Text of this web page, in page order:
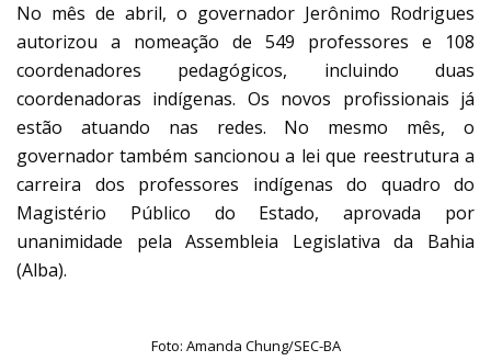
No mês de abril, o governador Jerônimo Rodrigues
autorizou a nomeação de 549 professores e 108
coordenadores pedagógicos, incluindo duas
coordenadoras indígenas. Os novos profissionais já
estão atuando nas redes. No mesmo mês, o
governador também sancionou a lei que reestrutura a
carreira dos professores indígenas do quadro do
Magistério Público do Estado, aprovada por
unanimidade pela Assembleia Legislativa da Bahia
(Alba).
Foto: Amanda Chung/SEC-BA